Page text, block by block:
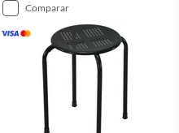
comparar